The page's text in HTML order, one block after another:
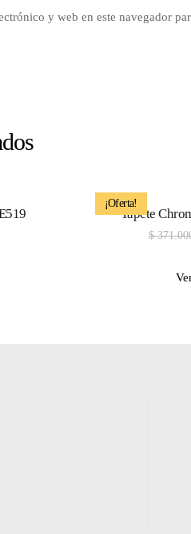
y web en este navegador
¡Oferta!
Tapete
$